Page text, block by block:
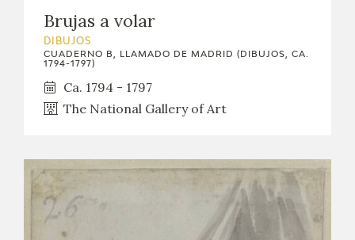
Brujas a volar
DIBUJOS
CUADERNO B, LLAMADO DE MADRID (DIBUJOS, CA.
1794-1797)
Ca. 1794 - 1797
The National Gallery of Art